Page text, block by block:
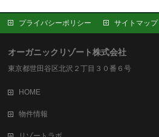
プライバシーポリシー サイトマップ
オーガニックリゾート株式会社
東京都世田谷区北沢２丁目３０番６号
HOME
物件情報